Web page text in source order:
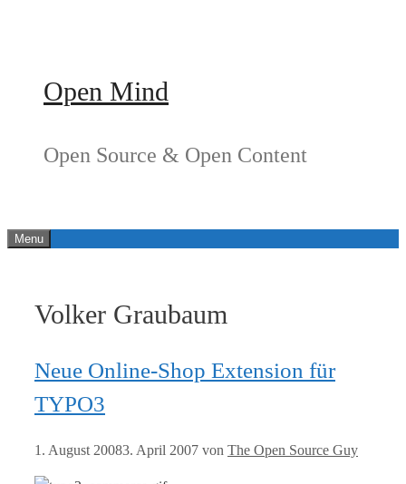
Open Mind
Open Source & Open Content
Menu
Volker Graubaum
Neue Online-Shop Extension für
TYPO3
1. August 20083. April 2007 von The Open Source Guy